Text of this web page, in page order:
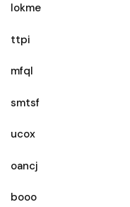
lokme
ttpi
mfql
smtsf
ucox
oancj
booo